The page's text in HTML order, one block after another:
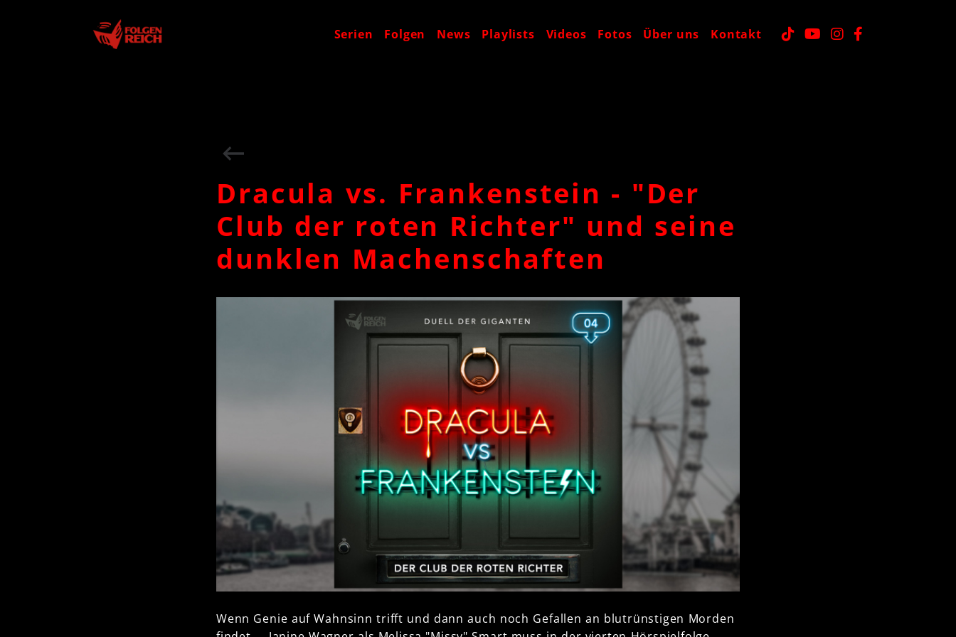
Serien Folgen News Playlists Videos Fotos Über uns Kontakt
Dracula vs. Frankenstein - "Der
Club der roten Richter" und seine
dunklen Machenschaften
Wenn Genie auf Wahnsinn trifft und dann auch noch Gefallen an blutrünstigen Morden